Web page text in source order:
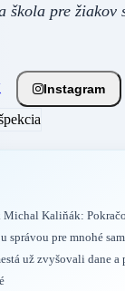
škola pre žiakov
Instagram
Michal Kaliňák:
správou pre mnohé
už zvyšovali dane